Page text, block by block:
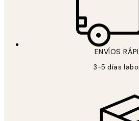
ENVÍOS
3-5 días